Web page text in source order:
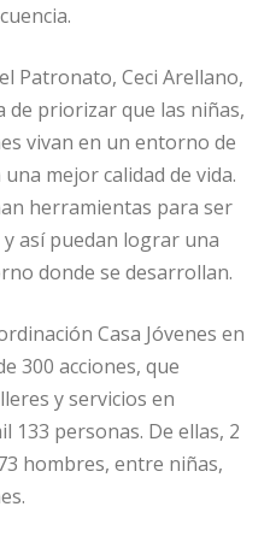
Patronato, Ceci Arellano,
de priorizar que las niñas,
vivan en un entorno de
mejor calidad de vida.
herramientas para ser
así puedan lograr una
donde se desarrollan.
Casa Jóvenes en
300 acciones, que
y servicios en
133 personas. De ellas, 2
hombres, entre niñas,